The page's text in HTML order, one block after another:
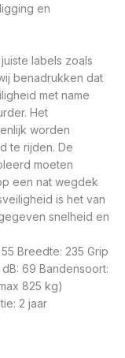
en
labels zoals
benadrukken dat
met name
Het
worden
te rijden. De
moeten
een nat wegdek
is het van
snelheid en
Breedte: 235 Grip
69 Bandensoort:
825 kg)
2 jaar